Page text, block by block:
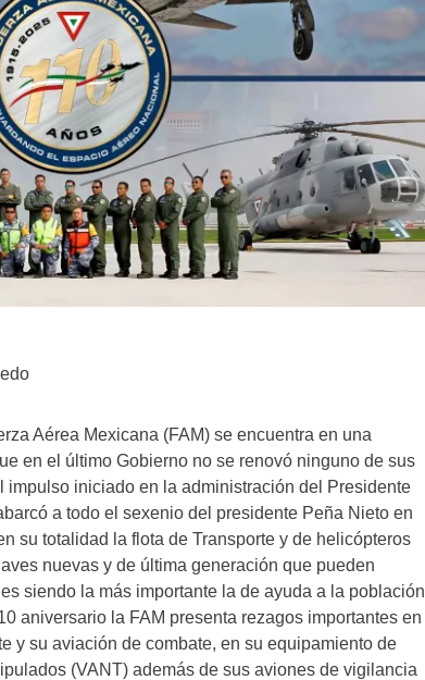
Aérea Mexicana (FAM) se encuentra en una
en el último Gobierno no se renovó ninguno de sus
impulso iniciado en la administración del Presidente
a todo el sexenio del presidente Peña Nieto en
su totalidad la flota de Transporte y de helicópteros
nuevas y de última generación que pueden
siendo la más importante la de ayuda a la población
aniversario la FAM presenta rezagos importantes en
y su aviación de combate, en su equipamiento de
(VANT) además de sus aviones de vigilancia